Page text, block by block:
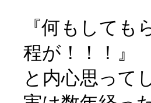
『何もしても
程が！！！』
と内心思って